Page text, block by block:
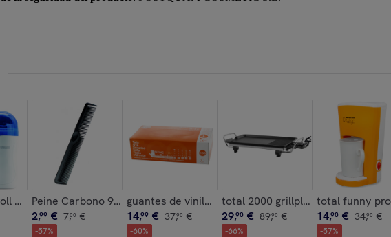
on profesional 70º
Peine Carbono 940
2,99 € 7,00 €
-57%
guantes de vinilo sin polvo ecologicos caja de 100
14,99 € 37,90 €
-60%
total 2000 grillplate
29,90 € 89,90 €
-66%
total funny
14,90 € 34,90 €
-57%